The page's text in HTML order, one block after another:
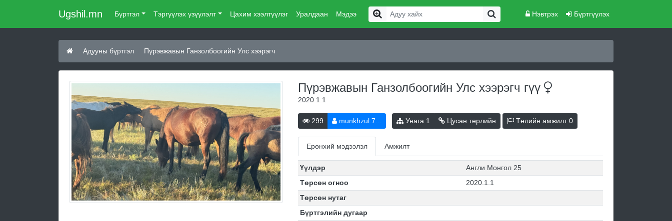
Ugshil.mn Бүртгэл Тэргүүлэх үзүүлэлт Цахим хээлтүүлэг Уралдаан Мэдээ Нэвтрэх Бүртгүүлэх
Адууны бүртгэл Пүрэвжавын Ганзолбоогийн Улс хээрэгч
Пүрэвжавын Ганзолбоогийн Улс хээрэгч гүү
2020.1.1
299 munkhzul.7... Унага 1 Цусан төрлийн Төлийн амжилт0
Ерөнхий мэдээлэл Амжилт
Үүлдэр
Англи Монгол 25
Төрсөн огноо
2020.1.1
Төрсөн нутаг
Бүртгэлийн дугаар